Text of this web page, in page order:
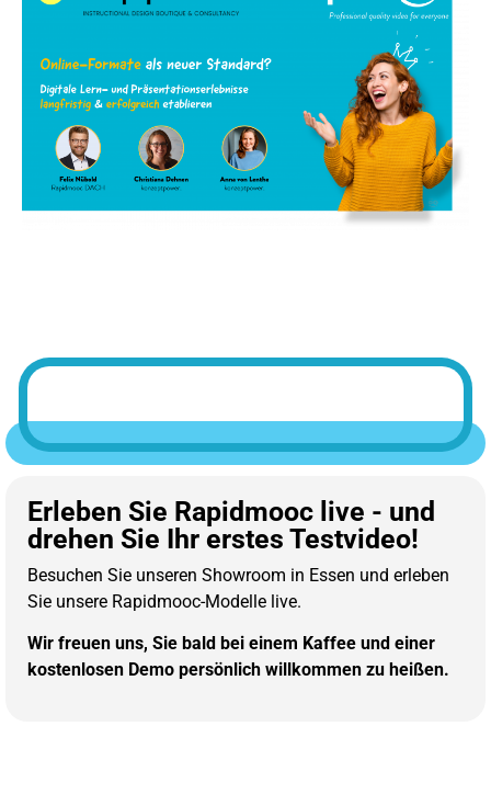
Erleben Sie Rapidmooc live - und
drehen Sie Ihr erstes Testvideo!
Besuchen Sie unseren Showroom in Essen und erleben
Sie unsere Rapidmooc-Modelle live.
Wir freuen uns, Sie bald bei einem Kaffee und einer
kostenlosen Demo persönlich willkommen zu heißen.